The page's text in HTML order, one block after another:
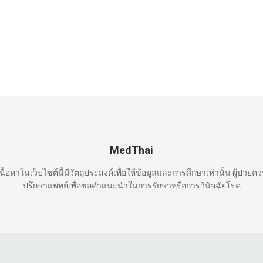
MedThai
อหาในเว็บไซต์นี้มีวัตถุประสงค์เพื่อให้ข้อมูลและการศึกษาเท่านั้น ผู้ป่วยค
ปรึกษาแพทย์เพื่อขอคำแนะนำในการรักษาหรือการวินิจฉัยโรค